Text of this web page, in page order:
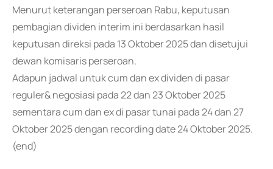
Menurut keterangan perseroan Rabu, keputusan
pembagian dividen interim ini berdasarkan hasil
keputusan direksi pada 13 Oktober 2025 dan disetujui
dewan komisaris perseroan.
Adapun jadwal untuk cum dan ex dividen di pasar
reguler& negosiasi pada 22 dan 23 Oktober 2025
sementara cum dan ex di pasar tunai pada 24 dan 27
Oktober 2025 dengan recording date 24 Oktober 2025.
(end)